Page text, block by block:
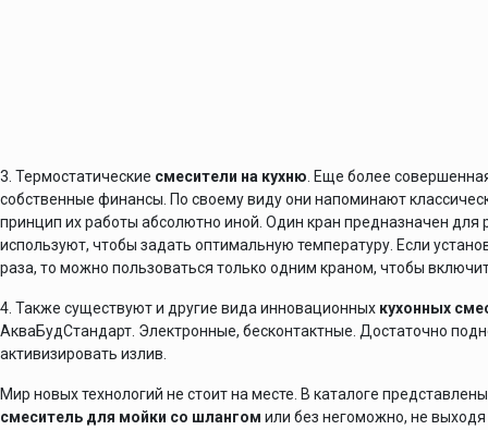
3. Термостатические смесители на кухню . Еще более
собственные финансы. По своему виду они напоминают
принцип их работы абсолютно иной. Один кран предназначен для
используют, чтобы задать оптимальную температуру. Если
раза, то можно пользоваться только одним краном, чтобы
4. Также существуют и другие вида инновационных кухонных
АкваБудСтандарт. Электронные, бесконтактные. Достаточно
активизировать излив.
Мир новых технологий не стоит на месте. В каталоге
смеситель для мойки со шлангом или без негоможно, не